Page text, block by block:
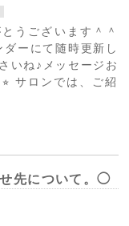
うございます＾＾
ーにて随時更新し
いね♪メッセージお
サロンでは、ご紹
先について。◯